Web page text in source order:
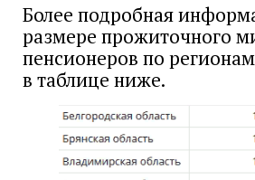
Более подробная
размере прожиточного
пенсионеров по
в таблице ниже.